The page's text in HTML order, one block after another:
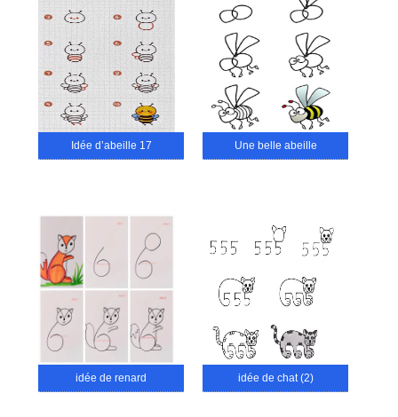
Idée d’abeille 17 Une belle abeille
idée de renard idée de chat (2)